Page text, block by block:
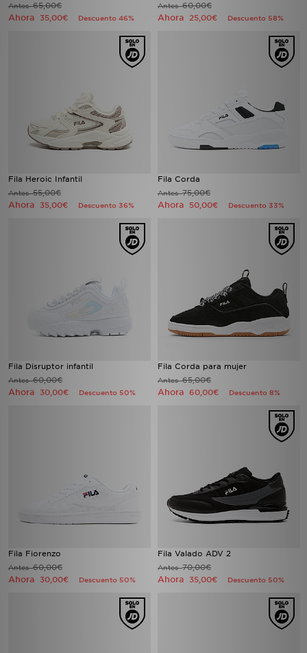
Antes65,00€
Ahora 35,00€ Descuento 46%
Antes60,00€
Ahora 25,00€ Descuento 58%
Fila Heroic Infantil
Antes55,00€
Ahora 35,00€ Descuento 36%
Fila Corda
Antes75,00€
Ahora 50,00€ Descuento 33%
Fila Disruptor infantil
Antes60,00€
Ahora 30,00€ Descuento 50%
Fila Corda para mujer
Antes65,00€
Ahora 60,00€ Descuento 8%
Fila Fiorenzo
Antes60,00€
Ahora 30,00€ Descuento 50%
Fila Valado ADV 2
Antes70,00€
Ahora 35,00€ Descuento 50%